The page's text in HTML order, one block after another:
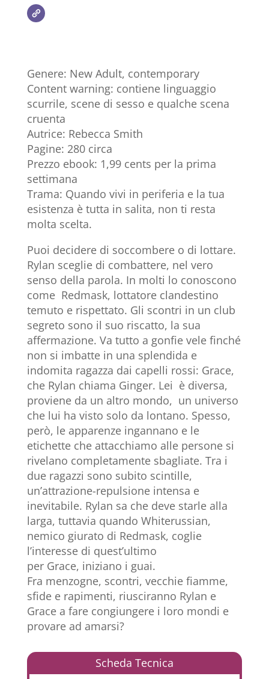
Genere: New Adult, contemporary
Content warning: contiene linguaggio
scurrile, scene di sesso e qualche scena
cruenta
Autrice: Rebecca Smith
Pagine: 280 circa
Prezzo ebook: 1,99 cents per la prima
settimana
Trama: Quando vivi in periferia e la tua
esistenza è tutta in salita, non ti resta
molta scelta.
Puoi decidere di soccombere o di lottare.
Rylan sceglie di combattere, nel vero
senso della parola. In molti lo conoscono
come Redmask, lottatore clandestino
temuto e rispettato. Gli scontri in un club
segreto sono il suo riscatto, la sua
affermazione. Va tutto a gonfie vele finché
non si imbatte in una splendida e
indomita ragazza dai capelli rossi: Grace,
che Rylan chiama Ginger. Lei è diversa,
proviene da un altro mondo, un universo
che lui ha visto solo da lontano. Spesso,
però, le apparenze ingannano e le
etichette che attacchiamo alle persone si
rivelano completamente sbagliate. Tra i
due ragazzi sono subito scintille,
un’attrazione-repulsione intensa e
inevitabile. Rylan sa che deve starle alla
larga, tuttavia quando Whiterussian,
nemico giurato di Redmask, coglie
l’interesse di quest’ultimo
per Grace, iniziano i guai.
Fra menzogne, scontri, vecchie fiamme,
sfide e rapimenti, riusciranno Rylan e
Grace a fare congiungere i loro mondi e
provare ad amarsi?
Scheda Tecnica